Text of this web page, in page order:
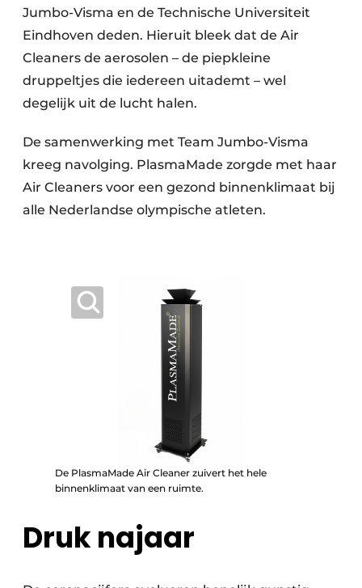
Jumbo-Visma en de Technische Universiteit
Eindhoven deden. Hieruit bleek dat de Air
Cleaners de aerosolen – de piepkleine
druppeltjes die iedereen uitademt – wel
degelijk uit de lucht halen.
De samenwerking met Team Jumbo-Visma
kreeg navolging. PlasmaMade zorgde met haar
Air Cleaners voor een gezond binnenklimaat bij
alle Nederlandse olympische atleten.
De PlasmaMade Air Cleaner zuivert het hele
binnenklimaat van een ruimte.
Druk najaar